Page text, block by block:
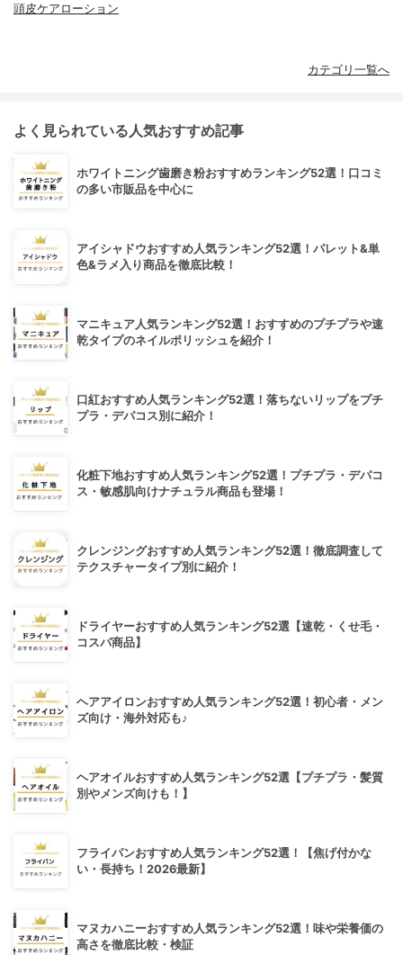
頭皮ケアローション
カテゴリ一覧へ
よく見られている人気おすすめ記事
ホワイトニング歯磨き粉おすすめランキング52選！口コミ
の多い市販品を中心に
アイシャドウおすすめ人気ランキング52選！パレット&単
色&ラメ入り商品を徹底比較！
マニキュア人気ランキング52選！おすすめのプチプラや速
乾タイプのネイルポリッシュを紹介！
口紅おすすめ人気ランキング52選！落ちないリップをプチ
プラ・デパコス別に紹介！
化粧下地おすすめ人気ランキング52選！プチプラ・デパコ
ス・敏感肌向けナチュラル商品も登場！
クレンジングおすすめ人気ランキング52選！徹底調査して
テクスチャータイプ別に紹介！
ドライヤーおすすめ人気ランキング52選【速乾・くせ毛・
コスパ商品】
ヘアアイロンおすすめ人気ランキング52選！初心者・メン
ズ向け・海外対応も♪
ヘアオイルおすすめ人気ランキング52選【プチプラ・髪質
別やメンズ向けも！】
フライパンおすすめ人気ランキング52選！【焦げ付かな
い・長持ち！2026最新】
マヌカハニーおすすめ人気ランキング52選！味や栄養価の
高さを徹底比較・検証